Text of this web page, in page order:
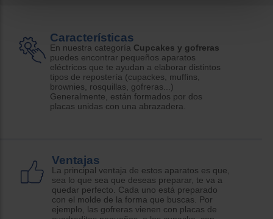
Características
En nuestra categoría Cupcakes y gofreras
puedes encontrar pequeños aparatos
eléctricos que te ayudan a elaborar distintos
tipos de repostería (cupackes, muffins,
brownies, rosquillas, gofreras...)
Generalmente, están formados por dos
placas unidas con una abrazadera.
Ventajas
La principal ventaja de estos aparatos es que,
sea lo que sea que deseas preparar, te va a
quedar perfecto. Cada uno está preparado
con el molde de la forma que buscas. Por
ejemplo, las gofreras vienen con placas de